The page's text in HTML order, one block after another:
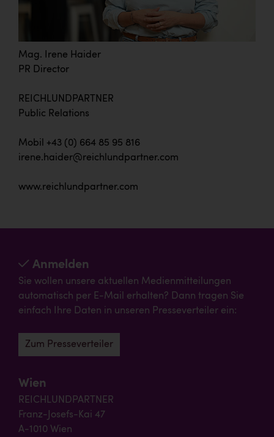
Mag. Irene Haider
PR Director
REICHLUNDPARTNER
Public Relations
Mobil +43 (0) 664 85 95 816
irene.haider@reichlundpartner.com
www.reichlundpartner.com
Anmelden
Sie wollen unsere aktuellen Medienmitteilungen
automatisch per E-Mail erhalten? Dann tragen Sie
einfach Ihre Daten in unseren Presseverteiler ein:
Zum Presseverteiler
Wien
REICHLUNDPARTNER
Franz-Josefs-Kai 47
A-1010 Wien